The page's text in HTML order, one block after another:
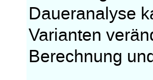
Daueranalyse
Varianten
Berechnung